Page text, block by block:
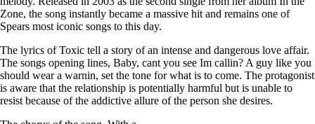
Zone, the song instantly became a massive hit and remains one of
Spears most iconic songs to this day.
The lyrics of Toxic tell a story of an intense and dangerous love affair.
The songs opening lines, Baby, cant you see Im callin? A guy like you
should wear a warnin, set the tone for what is to come. The protagonist
is aware that the relationship is potentially harmful but is unable to
resist because of the addictive allure of the person she desires.